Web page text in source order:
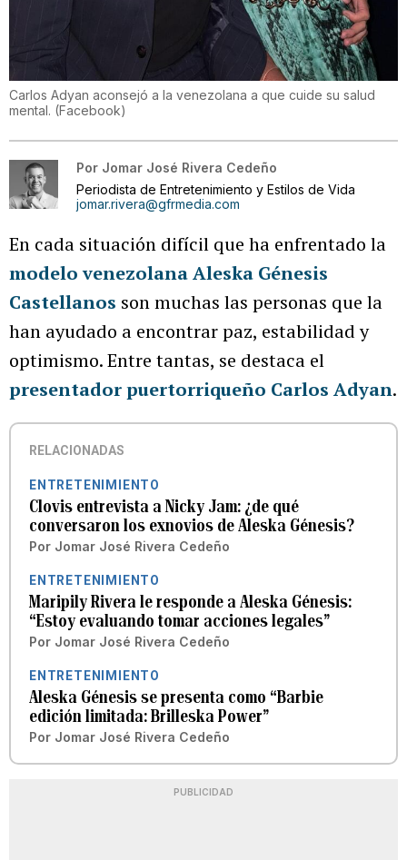
Carlos Adyan aconsejó a la venezolana a que cuide su salud
mental. (Facebook)
Por Jomar José Rivera Cedeño
Periodista de Entretenimiento y Estilos de Vida
jomar.rivera@gfrmedia.com
En cada situación difícil que ha enfrentado la
modelo venezolana Aleska Génesis
Castellanos son muchas las personas que la
han ayudado a encontrar paz, estabilidad y
optimismo. Entre tantas, se destaca el
presentador puertorriqueño Carlos Adyan.
RELACIONADAS
ENTRETENIMIENTO
Clovis entrevista a Nicky Jam: ¿de qué
conversaron los exnovios de Aleska Génesis?
Por Jomar José Rivera Cedeño
ENTRETENIMIENTO
Maripily Rivera le responde a Aleska Génesis:
“Estoy evaluando tomar acciones legales”
Por Jomar José Rivera Cedeño
ENTRETENIMIENTO
Aleska Génesis se presenta como “Barbie
edición limitada: Brilleska Power”
Por Jomar José Rivera Cedeño
PUBLICIDAD